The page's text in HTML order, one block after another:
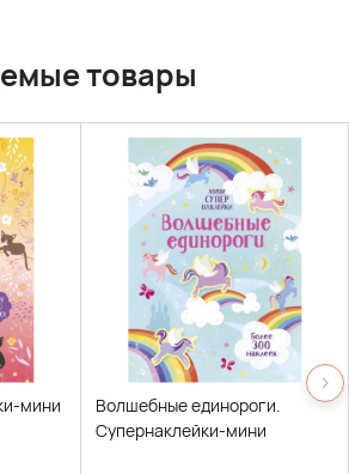
товары
мини
Волшебные единороги.
Супернаклейки-мини